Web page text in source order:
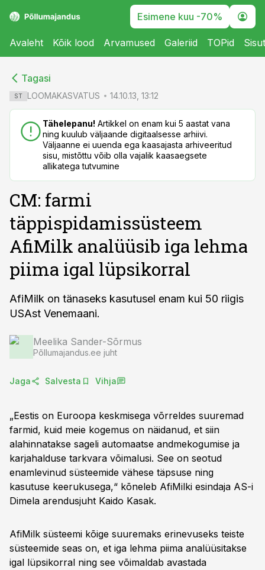
Esimene kuu -70%
Avaleht Kõik lood Arvamused Galeriid TOPid
Tagasi
ST LOOMAKASVATUS 14.10.13, 13:12
Tähelepanu! Artikkel on enam kui 5 aastat vana
ning kuulub väljaande digitaalsesse arhiivi.
Väljaanne ei uuenda ega kaasajasta arhiveeritud
sisu, mistõttu võib olla vajalik kaasaegsete
allikatega tutvumine
CM: farmi
täppispidamissüsteem
AfiMilk analüüsib iga lehma
piima igal lüpsikorral
AfiMilk on tänaseks kasutusel enam kui 50 riigis
USAst Venemaani.
Meelika Sander-Sõrmus
Põllumajandus.ee juht
Jaga Salvesta Vihja
„Eestis on Euroopa keskmisega võrreldes suuremad
farmid, kuid meie kogemus on näidanud, et siin
alahinnatakse sageli automaatse andmekogumise ja
karjahalduse tarkvara võimalusi. See on seotud
enamlevinud süsteemide vähese täpsuse ning
kasutuse keerukusega,“ kõneleb AfiMilki esindaja AS-i
Dimela arendusjuht Kaido Kasak.
AfiMilk süsteemi kõige suuremaks erinevuseks teiste
süsteemide seas on, et iga lehma piima analüüsitakse
igal lüpsikorral ning see võimaldab avastada